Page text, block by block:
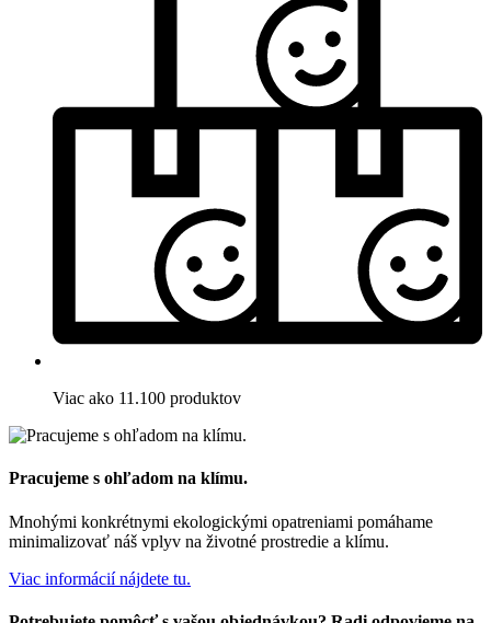
Viac ako 11.100 produktov
Pracujeme s ohľadom na klímu.
Mnohými konkrétnymi ekologickými opatreniami pomáhame
minimalizovať náš vplyv na životné prostredie a klímu.
Viac informácií nájdete tu.